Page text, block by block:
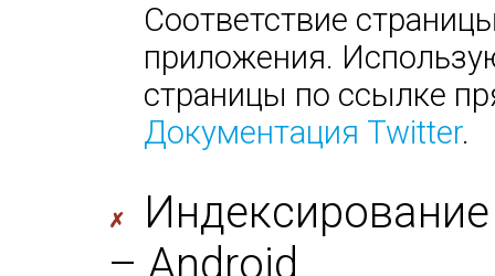
Соответствие
приложения.
страницы по ссылке
Документация Twitter.
✗
– Android